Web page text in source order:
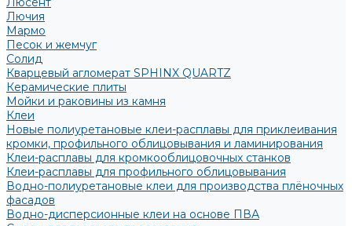
Лючия
Мармо
Песок и жемчуг
Солид
Кварцевый агломерат SPHINX QUARTZ
Керамические плиты
Мойки и раковины из камня
Клеи
Новые полиуретановые клеи-расплавы для приклеивания
кромки, профильного облицовывания и ламинирования
Клеи-расплавы для кромкооблицовочных станков
Клеи-расплавы для профильного облицовывания
Водно-полиуретановые клеи для производства плёночных
фасадов
Водно-дисперсионные клеи на основе ПВА